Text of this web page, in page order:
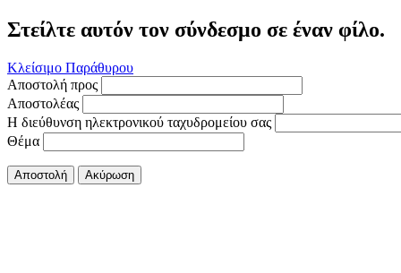
Στείλτε αυτόν τον σύνδεσμο σε έναν φίλο.
Κλείσιμο Παράθυρου
Αποστολή προς
Αποστολέας
Η διεύθυνση ηλεκτρονικού ταχυδρομείου σας
Θέμα
Αποστολή Ακύρωση